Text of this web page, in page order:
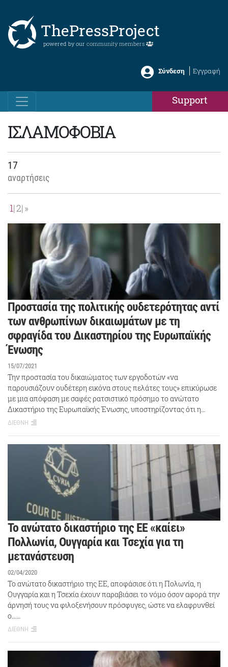
ThePressProject
powered by our community members
Σύνδεση Εγγραφή
Support
ΙΣΛΑΜΟΦΟΒΙΑ
17
αναρτήσεις
1 2 »
Προστασία της πολιτικής ουδετερότητας αντί
των ανθρωπίνων δικαιωμάτων με τη
σφραγίδα του Δικαστηρίου της Ευρωπαϊκής
Ένωσης
15/07/2021
Την προστασία του δικαιώματος των εργοδοτών «να
παρουσιάζουν ουδέτερη εικόνα στους πελάτες τους» επικύρωσε
με μια απόφαση με σαφές ρατσιστικό πρόσημο το ανώτατο
Δικαστήριο της Ευρωπαϊκής Ένωσης, υποστηρίζοντας ότι η…
ΔΙΕΘΝΗ
Το ανώτατο δικαστήριο της ΕΕ «καίει»
Πολλωνία, Ουγγαρία και Τσεχία για τη
μετανάστευση
02/04/2020
Το ανώτατο δικαστήριο της ΕΕ, αποφάσισε ότι η Πολωνία, η
Ουγγαρία και η Τσεχία έχουν παραβιάσει το νόμο όσον αφορά την
άρνησή τους να φιλοξενήσουν πρόσφυγες, ώστε να ελαφρυνθεί
ο……
ΔΙΕΘΝΗ